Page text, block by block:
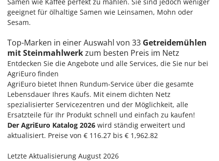
geeignet für ölhaltige Samen wie Leinsamen, Mohn oder
Sesam.
Top-Marken in einer Auswahl von 33 Getreidemühlen
mit Steinmahlwerkzum besten Preis im Netz
Entdecken Sie die Angebote und alle Services, die Sie nur bei
AgriEuro finden
AgriEuro bietet Ihnen Rundum-Service über die gesamte
Lebensdauer Ihres Kaufs. Mit einem dichten Netz
spezialisierter Servicezentren und der Möglichkeit, alle
Ersatzteile für Ihr Produkt schnell und einfach zu kaufen!
Der AgriEuro Katalog 2026 wird ständig erweitert und
aktualisiert. Preise von € 116.27 bis € 1,962.82
Letzte Aktualisierung August 2026